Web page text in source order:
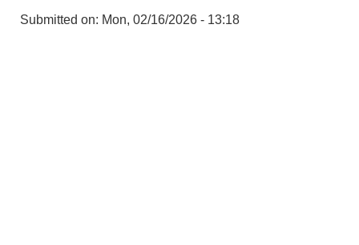
Submitted on: Mon, 02/16/2026 - 13:18